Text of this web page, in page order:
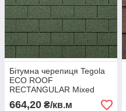
Бітумна черепиця Tegola
ECO ROOF
RECTANGULAR Mixed
664,20 ₴/кв.м